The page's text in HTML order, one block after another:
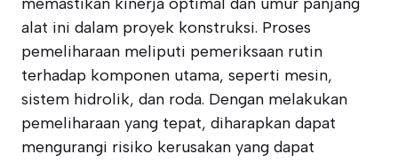
alat ini dalam proyek konstruksi. Proses
pemeliharaan meliputi pemeriksaan rutin
terhadap komponen utama, seperti mesin,
sistem hidrolik, dan roda. Dengan melakukan
pemeliharaan yang tepat, diharapkan dapat
mengurangi risiko kerusakan yang dapat